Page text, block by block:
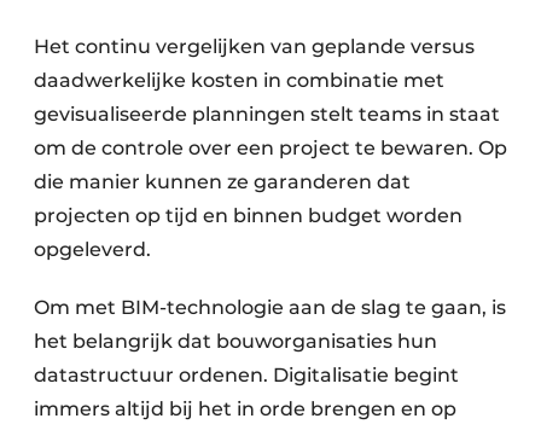
Het continu vergelijken van geplande versus
daadwerkelijke kosten in combinatie met
gevisualiseerde planningen stelt teams in staat
om de controle over een project te bewaren. Op
die manier kunnen ze garanderen dat
projecten op tijd en binnen budget worden
opgeleverd.
Om met BIM-technologie aan de slag te gaan, is
het belangrijk dat bouworganisaties hun
datastructuur ordenen. Digitalisatie begint
immers altijd bij het in orde brengen en op